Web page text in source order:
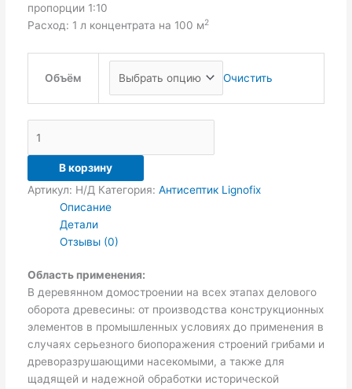
пропорции 1:10
Расход: 1 л концентрата на 100 м2
Объём Очистить
В корзину
Артикул: Н/Д Категория: Антисептик Lignofix
Описание
Детали
Отзывы (0)
Область применения:
В деревянном домостроении на всех этапах делового
оборота древесины: от производства конструкционных
элементов в промышленных условиях до применения в
случаях серьезного биопоражения строений грибами и
древоразрушающими насекомыми, а также для
щадящей и надежной обработки исторической